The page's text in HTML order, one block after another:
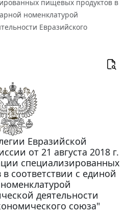
пищевых продуктов в
номенклатурой
Евразийского
Евразийской
от 21 августа 2018 г.
специализированных
соответствии с единой
деятельности
союза"